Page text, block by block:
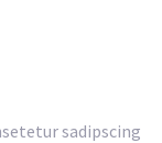
sadipscing